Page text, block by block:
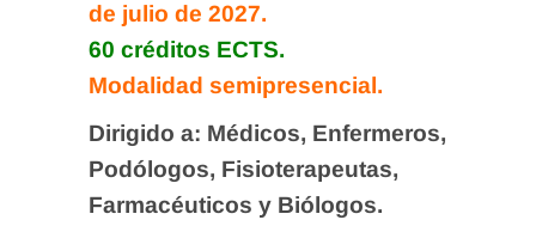
de julio de 2027.
60 créditos ECTS.
Modalidad semipresencial.
Dirigido a: Médicos, Enfermeros,
Podólogos, Fisioterapeutas,
Farmacéuticos y Biólogos.